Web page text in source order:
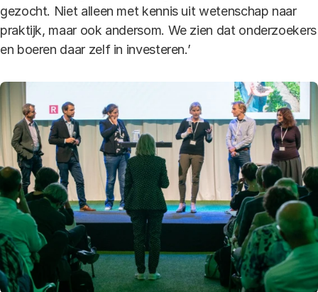
gezocht. Niet alleen met kennis uit wetenschap naar
praktijk, maar ook andersom. We zien dat onderzoekers
en boeren daar zelf in investeren.’